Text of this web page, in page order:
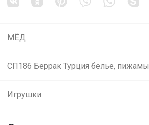
МЁД
СП186 Беррак Турция белье, пижамы
Игрушки